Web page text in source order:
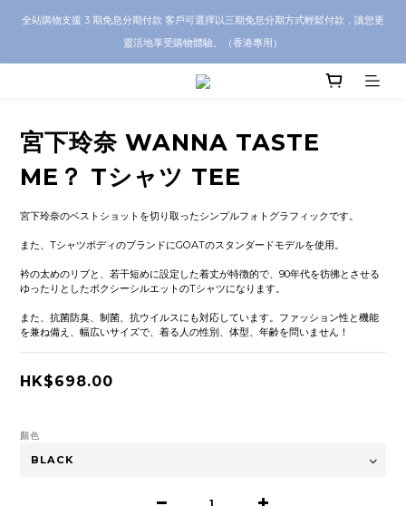
CRA5Y SHOP 全店 100% 正品保證｜支持香港本地 + 海外寄送｜💬 有任何問題？歡
迎 WhatsApp 聯絡我們查詢代購服務
全站購物支援 3 期免息分期付款 客戶可選擇以三期免息分期方式輕鬆付款，讓您更
靈活地享受購物體驗。（香港專用）
CRA5Y SHOP 全店 100% 正品保證｜支持香港本地 + 海外寄送｜💬 有任何問題？歡
宮下玲奈 WANNA TASTE
ME？ Tシャツ TEE
宮下玲奈のベストショットを切り取ったシンプルフォトグラフィックです。
また、TシャツボディのブランドにGOATのスタンダードモデルを使用。
衿の太めのリブと、若干短めに設定した着丈が特徴的で、90年代を彷彿とさせる
ゆったりとしたボクシーシルエットのTシャツになります。
また、抗菌防臭、制菌、抗ウイルスにも対応しています。ファッション性と機能
を兼ね備え、幅広いサイズで、着る人の性別、体型、年齢を問いません！
HK$698.00
顏色